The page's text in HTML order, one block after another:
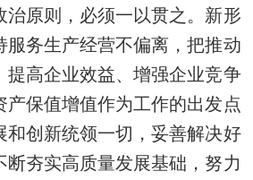
治原则，必须一以贯之。新形
服务生产经营不偏离，把推动
提高企业效益、增强企业竞争
产保值增值作为工作的出发点
和创新统领一切，妥善解决好
断夯实高质量发展基础，努力